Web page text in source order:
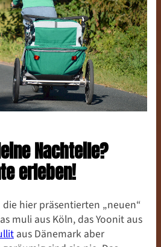
Nachteile?
erleben!
hier präsentierten „neuen“
muli aus Köln, das Yoonit aus
aus Dänemark aber